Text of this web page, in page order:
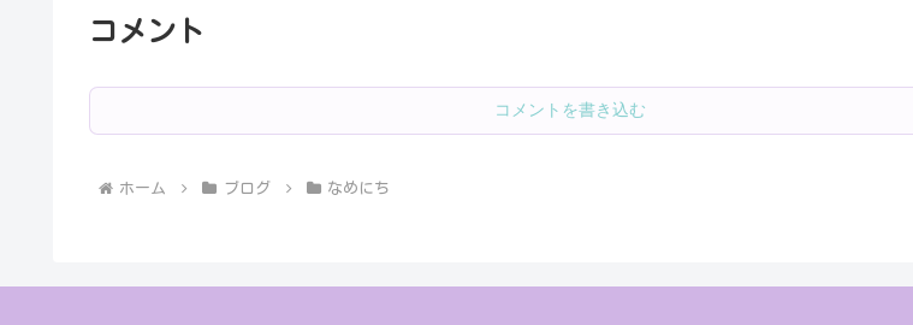
コメント
コメントを書き込む
ホーム ブログ なめにち